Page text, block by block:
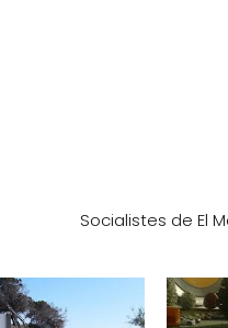
Socialistes de El